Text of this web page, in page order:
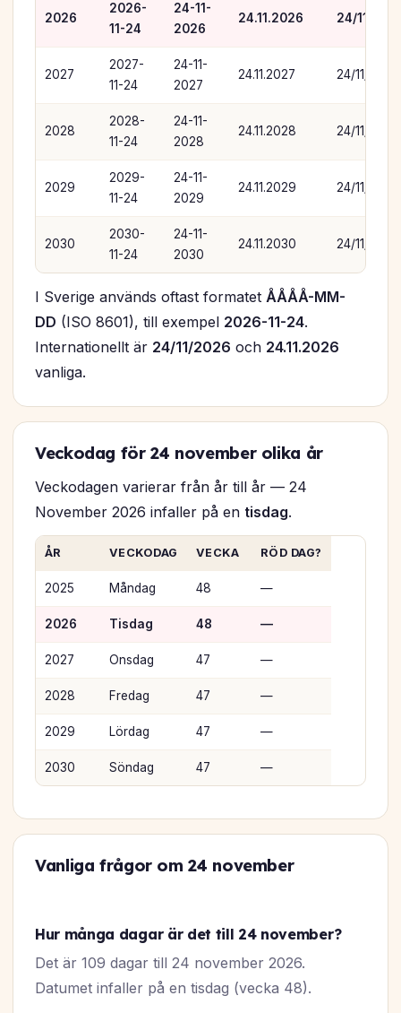
2026
2026-
11-24
24-11-
2026
24.11.2026 24/11/
2027
2027-
11-24
24-11-
2027
24.11.2027 24/11/2027
2028
2028-
11-24
24-11-
2028
24.11.2028 24/11/2028
2029
2029-
11-24
24-11-
2029
24.11.2029 24/11/2029
2030
2030-
11-24
24-11-
2030
24.11.2030 24/11/2030
I Sverige används oftast formatet ÅÅÅÅ-MM-
DD (ISO 8601), till exempel 2026-11-24.
Internationellt är 24/11/2026 och 24.11.2026
vanliga.
Veckodag för 24 november olika år
Veckodagen varierar från år till år — 24
November 2026 infaller på en tisdag.
ÅR VECKODAG VECKA RÖD DAG?
2025 Måndag 48 —
2026 Tisdag 48 —
2027 Onsdag 47 —
2028 Fredag 47 —
2029 Lördag 47 —
2030 Söndag 47 —
Vanliga frågor om 24 november
Hur många dagar är det till 24 november?
Det är 109 dagar till 24 november 2026.
Datumet infaller på en tisdag (vecka 48).